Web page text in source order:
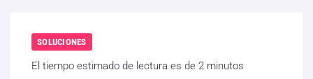
SOLUCIONES
El tiempo estimado de lectura es de 2 minutos